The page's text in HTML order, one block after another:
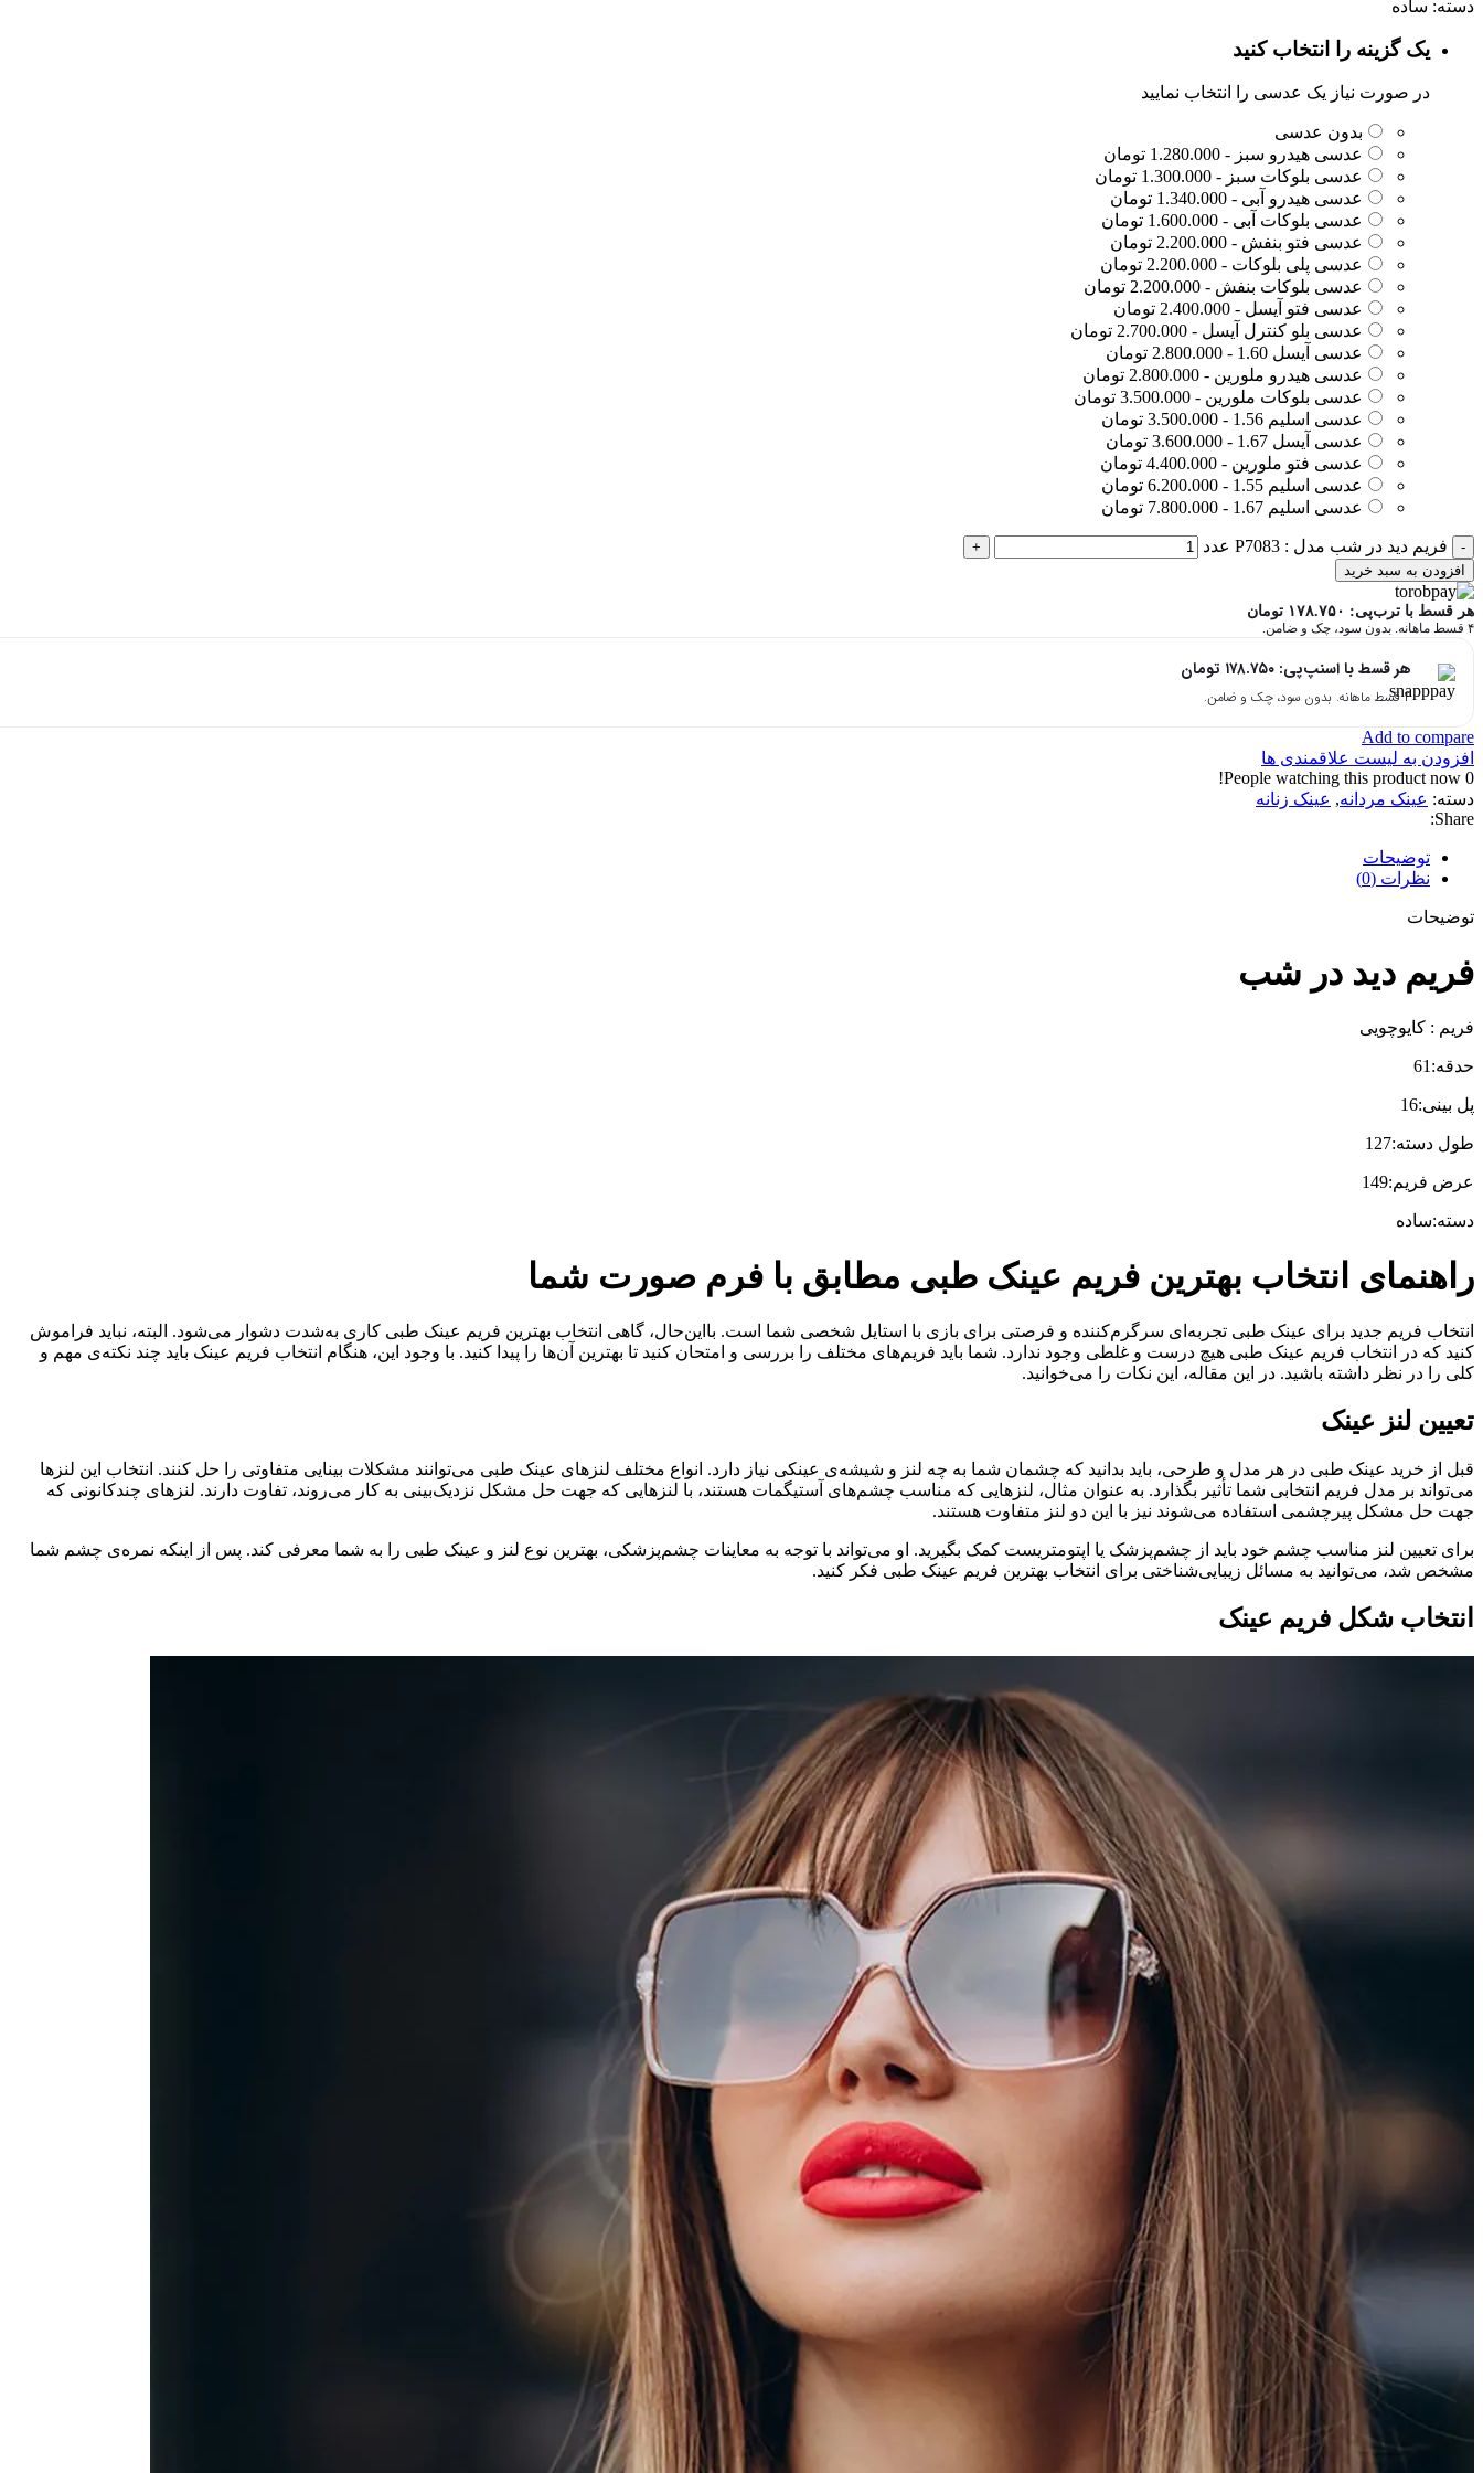
دسته: ساده
یک گزینه را انتخاب کنید
در صورت نیاز یک عدسی را انتخاب نمایید
بدون عدسی
عدسی هیدرو سبز - 1.280.000 تومان
عدسی بلوکات سبز - 1.300.000 تومان
عدسی هیدرو آبی - 1.340.000 تومان
عدسی بلوکات آبی - 1.600.000 تومان
عدسی فتو بنفش - 2.200.000 تومان
عدسی پلی بلوکات - 2.200.000 تومان
عدسی بلوکات بنفش - 2.200.000 تومان
عدسی فتو آیسل - 2.400.000 تومان
عدسی بلو کنترل آیسل - 2.700.000 تومان
عدسی آیسل 1.60 - 2.800.000 تومان
عدسی هیدرو ملورین - 2.800.000 تومان
عدسی بلوکات ملورین - 3.500.000 تومان
عدسی اسلیم 1.56 - 3.500.000 تومان
عدسی آیسل 1.67 - 3.600.000 تومان
عدسی فتو ملورین - 4.400.000 تومان
عدسی اسلیم 1.55 - 6.200.000 تومان
عدسی اسلیم 1.67 - 7.800.000 تومان
فریم دید در شب مدل : P7083 عدد
افزودن به سبد خرید
هر قسط با ترب‌پی: ۱۷۸.۷۵۰ تومان
۴ قسط ماهانه. بدون سود، چک و ضامن.
هر قسط با اسنپ‌پی: ۱۷۸.۷۵۰ تومان
۴ قسط ماهانه. بدون سود، چک و ضامن.
Add to compare
افزودن به لیست علاقمندی ها
0
People watching this product now!
دسته: عینک مردانه, عینک زنانه
Share:
توضیحات
نظرات (0)
توضیحات
فریم دید در شب
فریم : کایوچویی
حدقه:61
پل بینی:16
طول دسته:127
عرض فریم:149
دسته:ساده
راهنمای انتخاب بهترین فریم عینک طبی مطابق با فرم صورت شما
انتخاب فریم جدید برای عینک طبی تجربه‌ای سرگرم‌کننده و فرصتی برای بازی با استایل شخصی شما است. بااین‌حال، گاهی انتخاب بهترین فریم عینک طبی کاری به‌شدت دشوار می‌شود. البته، نباید فراموش
کنید که در انتخاب فریم عینک طبی هیچ درست و غلطی وجود ندارد. شما باید فریم‌های مختلف را بررسی و امتحان کنید تا بهترین آن‌ها را پیدا کنید. با وجود این، هنگام انتخاب فریم عینک باید چند نکته‌ی مهم و
کلی را در نظر داشته باشید. در این مقاله، این نکات را می‌خوانید.
تعیین لنز عینک
قبل از خرید عینک طبی در هر مدل و طرحی، باید بدانید که چشمان شما به چه لنز و شیشه‌ی عینکی نیاز دارد. انواع مختلف لنزهای عینک طبی می‌توانند مشکلات بینایی متفاوتی را حل کنند. انتخاب این لنزها
می‌تواند بر مدل فریم انتخابی شما تأثیر بگذارد. به عنوان مثال، لنزهایی که مناسب چشم‌های آستیگمات هستند، با لنزهایی که جهت حل مشکل نزدیک‌بینی به کار می‌روند، تفاوت دارند. لنزهای چندکانونی که
جهت حل مشکل پیرچشمی استفاده می‌شوند نیز با این دو لنز متفاوت هستند.
برای تعیین لنز مناسب چشم خود باید از چشم‌پزشک یا اپتومتریست کمک بگیرید. او می‌تواند با توجه به معاینات چشم‌پزشکی، بهترین نوع لنز و عینک طبی را به شما معرفی کند. پس از اینکه نمره‌ی چشم شما
مشخص شد، می‌توانید به مسائل زیبایی‌شناختی برای انتخاب بهترین فریم عینک طبی فکر کنید.
انتخاب شکل فریم عینک